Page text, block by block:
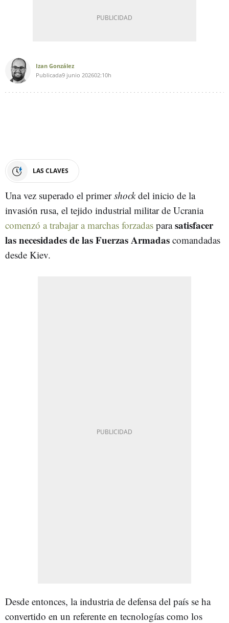
Izan González
Publicada9 junio 202602:10h
LAS CLAVES
Una vez superado el primershockdel inicio de la
invasión rusa, el tejido industrial militar de Ucrania
comenzó a trabajar a marchas forzadas parasatisfacer
las necesidades de las Fuerzas Armadas comandadas
desde Kiev.
Desde entonces, la industria de defensa del país se ha
convertido en un referente en tecnologías como los